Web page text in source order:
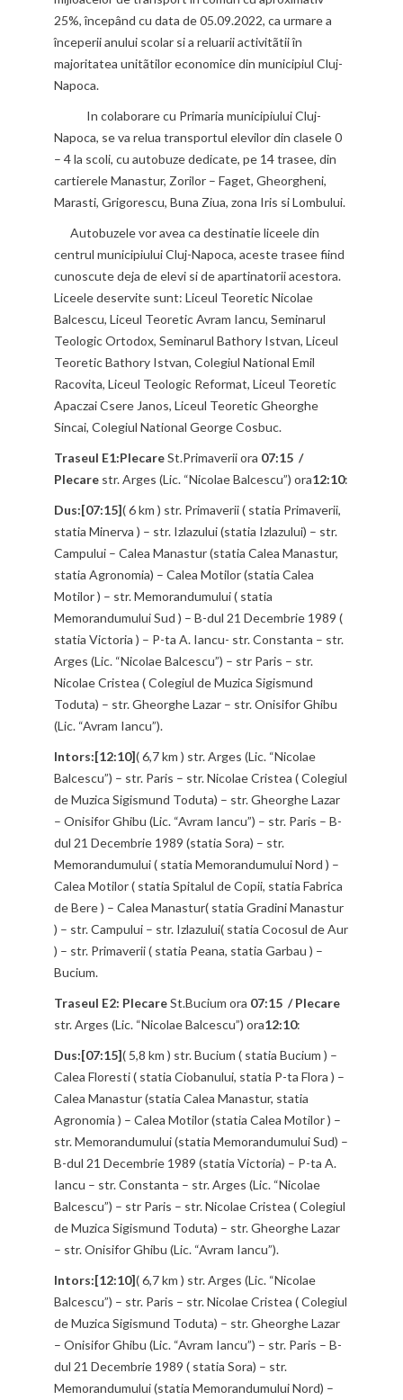
25%, începând cu data de 05.09.2022, ca urmare a
începerii anului scolar si a reluarii activitãtii în
majoritatea unitãtilor economice din municipiul Cluj-
Napoca.
In colaborare cu Primaria municipiului Cluj-
Napoca, se va relua transportul elevilor din clasele 0
– 4 la scoli, cu autobuze dedicate, pe 14 trasee, din
cartierele Manastur, Zorilor – Faget, Gheorgheni,
Marasti, Grigorescu, Buna Ziua, zona Iris si Lombului.
Autobuzele vor avea ca destinatie liceele din
centrul municipiului Cluj-Napoca, aceste trasee fiind
cunoscute deja de elevi si de apartinatorii acestora.
Liceele deservite sunt: Liceul Teoretic Nicolae
Balcescu, Liceul Teoretic Avram Iancu, Seminarul
Teologic Ortodox, Seminarul Bathory Istvan, Liceul
Teoretic Bathory Istvan, Colegiul National Emil
Racovita, Liceul Teologic Reformat, Liceul Teoretic
Apaczai Csere Janos, Liceul Teoretic Gheorghe
Sincai, Colegiul National George Cosbuc.
Traseul E1:PlecareSt.Primaverii ora 07:15 /
Plecare str. Arges (Lic. “Nicolae Balcescu”) ora12:10:
Dus:[07:15]( 6 km ) str. Primaverii ( statia Primaverii,
statia Minerva ) – str. Izlazului (statia Izlazului) – str.
Campului – Calea Manastur (statia Calea Manastur,
statia Agronomia) – Calea Motilor (statia Calea
Motilor ) – str. Memorandumului ( statia
Memorandumului Sud ) – B-dul 21 Decembrie 1989 (
statia Victoria ) – P-ta A. Iancu- str. Constanta – str.
Arges (Lic. “Nicolae Balcescu”) – str Paris – str.
Nicolae Cristea ( Colegiul de Muzica Sigismund
Toduta) – str. Gheorghe Lazar – str. Onisifor Ghibu
(Lic. “Avram Iancu”).
Intors:[12:10]( 6,7 km ) str. Arges (Lic. “Nicolae
Balcescu”) – str. Paris – str. Nicolae Cristea ( Colegiul
de Muzica Sigismund Toduta) – str. Gheorghe Lazar
– Onisifor Ghibu (Lic. “Avram Iancu”) – str. Paris – B-
dul 21 Decembrie 1989 (statia Sora) – str.
Memorandumului ( statia Memorandumului Nord ) –
Calea Motilor ( statia Spitalul de Copii, statia Fabrica
de Bere ) – Calea Manastur( statia Gradini Manastur
) – str. Campului – str. Izlazului( statia Cocosul de Aur
) – str. Primaverii ( statia Peana, statia Garbau ) –
Bucium.
Traseul E2: PlecareSt.Bucium ora 07:15 / Plecare
str. Arges (Lic. “Nicolae Balcescu”) ora12:10:
Dus:[07:15]( 5,8 km ) str. Bucium ( statia Bucium ) –
Calea Floresti ( statia Ciobanului, statia P-ta Flora ) –
Calea Manastur (statia Calea Manastur, statia
Agronomia ) – Calea Motilor (statia Calea Motilor ) –
str. Memorandumului (statia Memorandumului Sud) –
B-dul 21 Decembrie 1989 (statia Victoria) – P-ta A.
Iancu – str. Constanta – str. Arges (Lic. “Nicolae
Balcescu”) – str Paris – str. Nicolae Cristea ( Colegiul
de Muzica Sigismund Toduta) – str. Gheorghe Lazar
– str. Onisifor Ghibu (Lic. “Avram Iancu”).
Intors:[12:10]( 6,7 km ) str. Arges (Lic. “Nicolae
Balcescu”) – str. Paris – str. Nicolae Cristea ( Colegiul
de Muzica Sigismund Toduta) – str. Gheorghe Lazar
– Onisifor Ghibu (Lic. “Avram Iancu”) – str. Paris – B-
dul 21 Decembrie 1989 ( statia Sora) – str.
Memorandumului (statia Memorandumului Nord) –